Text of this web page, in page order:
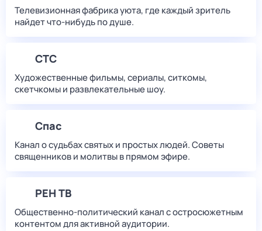
Телевизионная фабрика уюта, где каждый зритель
найдет что‑нибудь по душе.
СТС
Художественные фильмы, сериалы, ситкомы,
скетчкомы и развлекательные шоу.
Спас
Канал о судьбах святых и простых людей. Советы
священников и молитвы в прямом эфире.
РЕН ТВ
Общественно-политический канал с остросюжетным
контентом для активной аудитории.